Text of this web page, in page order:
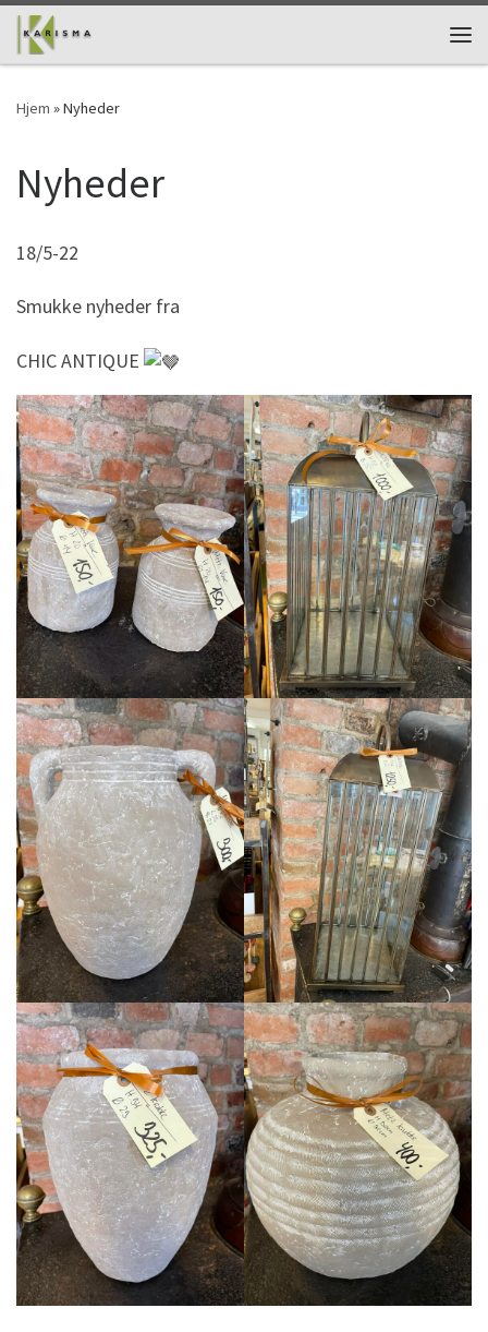
Skip to content
Hjem »Nyheder
Nyheder
18/5-22
Smukke nyheder fra
CHIC ANTIQUE